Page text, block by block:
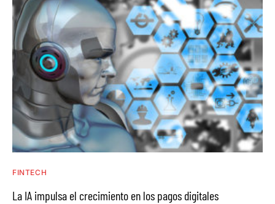
FINTECH
La IA impulsa el crecimiento en los pagos digitales